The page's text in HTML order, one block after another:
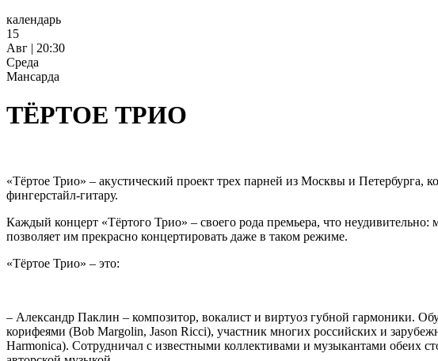
календарь
15
Авг | 20:30
Среда
Мансарда
ТЁРТОЕ ТРИО
«Тёртое Трио» – акустический проект трех парней из Москвы и Петербурга,
фингерстайл-гитару.
Каждый концерт «Тёртого Трио» – своего рода премьера, что
позволяет им прекрасно концертировать даже в таком режиме.
«Тёртое Трио» – это:
– Александр Паклин – композитор, вокалист и виртуоз губной гармоники.
корифеями (Bob Margolin, Jason Ricci), участник многих российских и
Harmonica). Сотрудничал с известными коллективами и музыкантами обеих